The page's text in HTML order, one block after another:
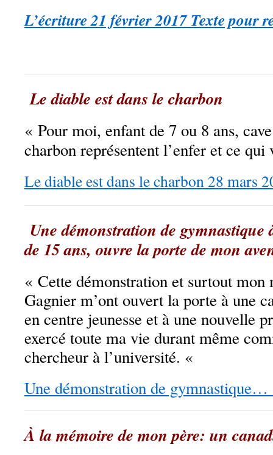
L’écriture 21 février 2017 Texte pour
Le diable est dans le charbon
« Pour moi, enfant de 7 ou 8 ans,
charbon représentent l’enfer et ce
Le diable est dans le charbon 28 mars
Une démonstration de gymnastique
de 15 ans, ouvre la porte de mon
« Cette démonstration et surtout mon
Gagnier m’ont ouvert la porte à une
en centre jeunesse et à une nouvelle
exercé toute ma vie durant même
chercheur à l’université. «
Une démonstration de gymnastique…
À la mémoire de mon père: un